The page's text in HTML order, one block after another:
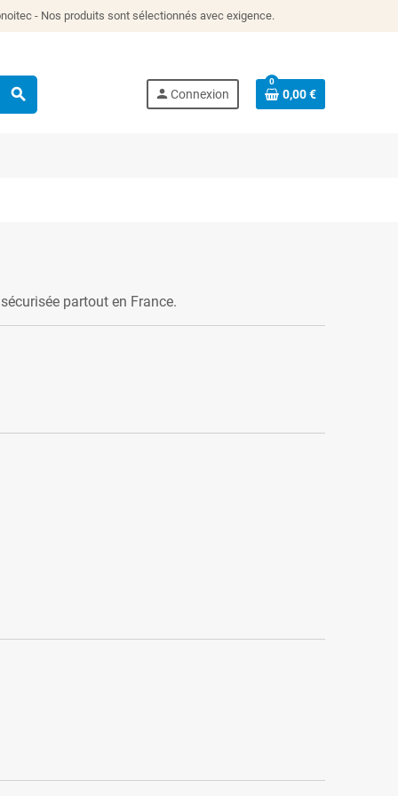
- Nos produits sont sélectionnés avec exigence.
search person Connexion
0
0,00 €
partout en France.